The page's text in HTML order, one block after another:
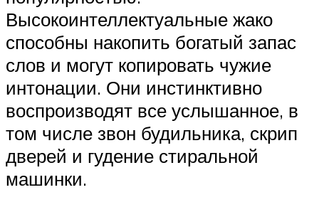
Высокоинтеллектуальные жако
способны накопить богатый запас
слов и могут копировать чужие
интонации. Они инстинктивно
воспроизводят все услышанное, в
том числе звон будильника, скрип
дверей и гудение стиральной
машинки.